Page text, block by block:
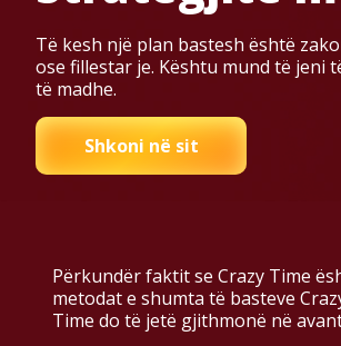
Të kesh një plan bastesh është
ose fillestar je. Kështu mund të jeni
të madhe.
Shkoni në sit
Përkundër faktit se Crazy Time
metodat e shumta të basteve
Time do të jetë gjithmonë në